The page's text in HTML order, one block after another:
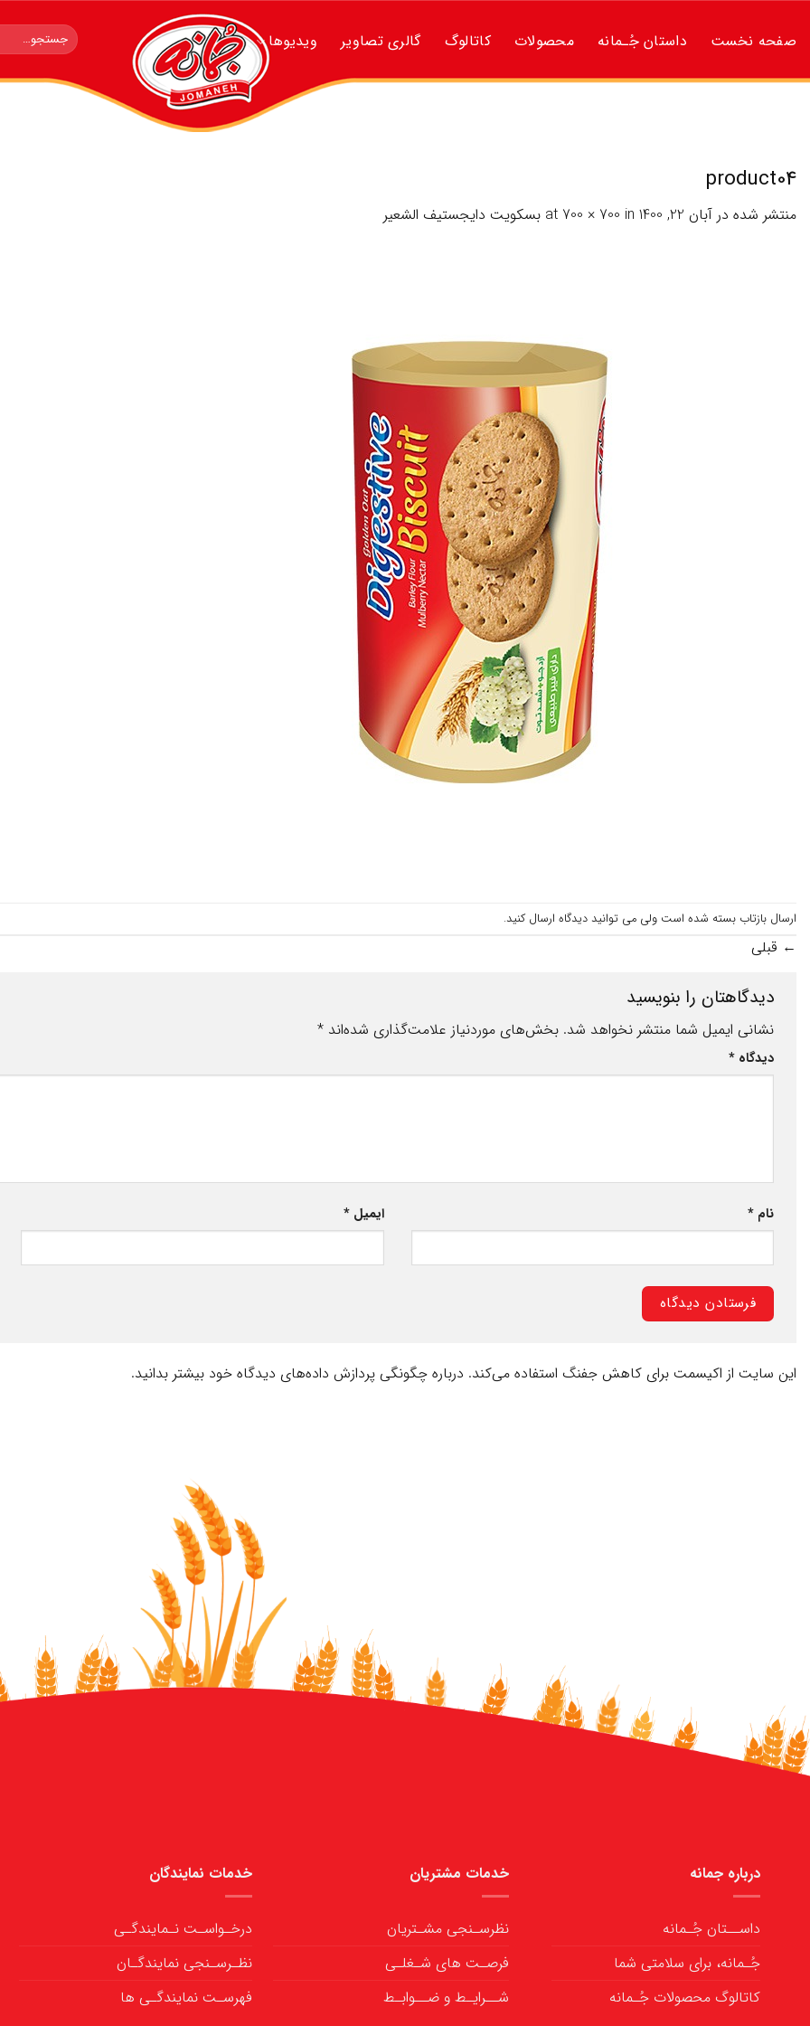
محتواصفحه نخست داستان جُـمانه محصولات کاتالوگ گالری تصاویر ویدیوها
جستجو
برای:
product04
منتشر شده در آبان 22, 1400 700 × 700 in بسكويت دايجستيف الشعير
ارسال بازتاب بسته شده است ولی می توانید دیدگاه ارسال کنید.
← قبلی
دیدگاهتان را بنویسید
نشانی ایمیل شما منتشر نخواهد شد. بخش‌های موردنیاز علامت‌گذاری شده‌اند *
دیدگاه *
نام * ایمیل*
این سایت از اکیسمت برای کاهش جفنگ استفاده می‌کند. درباره چگونگی پردازش داده‌های دیدگاه خود بیشتر بدانید.
درباره جمانه
داســتان جُـمانه
جُـمانه، برای سلامتی شما
کاتالوگ محصولات جُـمانه
خدمات مشتریان
نظرسـنجی مشـتریان
فرصـت های شـغلـی
شــرایـط و ضــوابـط
خدمات نمایندگان
درخـواسـت نـمایندگـی
نظـرسـنجی نمایندگـان
فهرسـت نمایندگـی ها